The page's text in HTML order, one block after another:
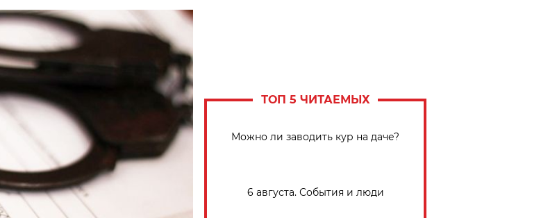
ТОП 5 ЧИТАЕМЫХ
Можно ли заводить кур на даче?
6 августа. События и люди